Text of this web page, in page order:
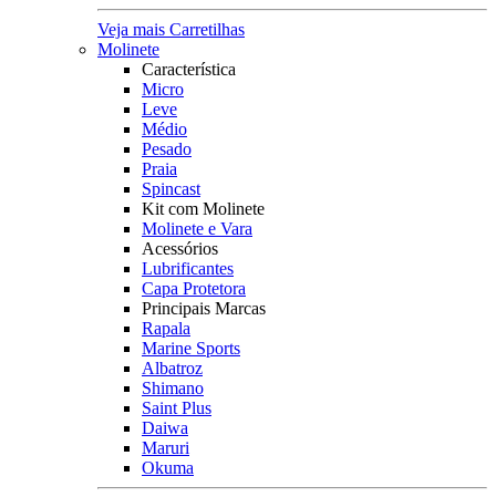
Veja mais Carretilhas
Molinete
Característica
Micro
Leve
Médio
Pesado
Praia
Spincast
Kit com Molinete
Molinete e Vara
Acessórios
Lubrificantes
Capa Protetora
Principais Marcas
Rapala
Marine Sports
Albatroz
Shimano
Saint Plus
Daiwa
Maruri
Okuma